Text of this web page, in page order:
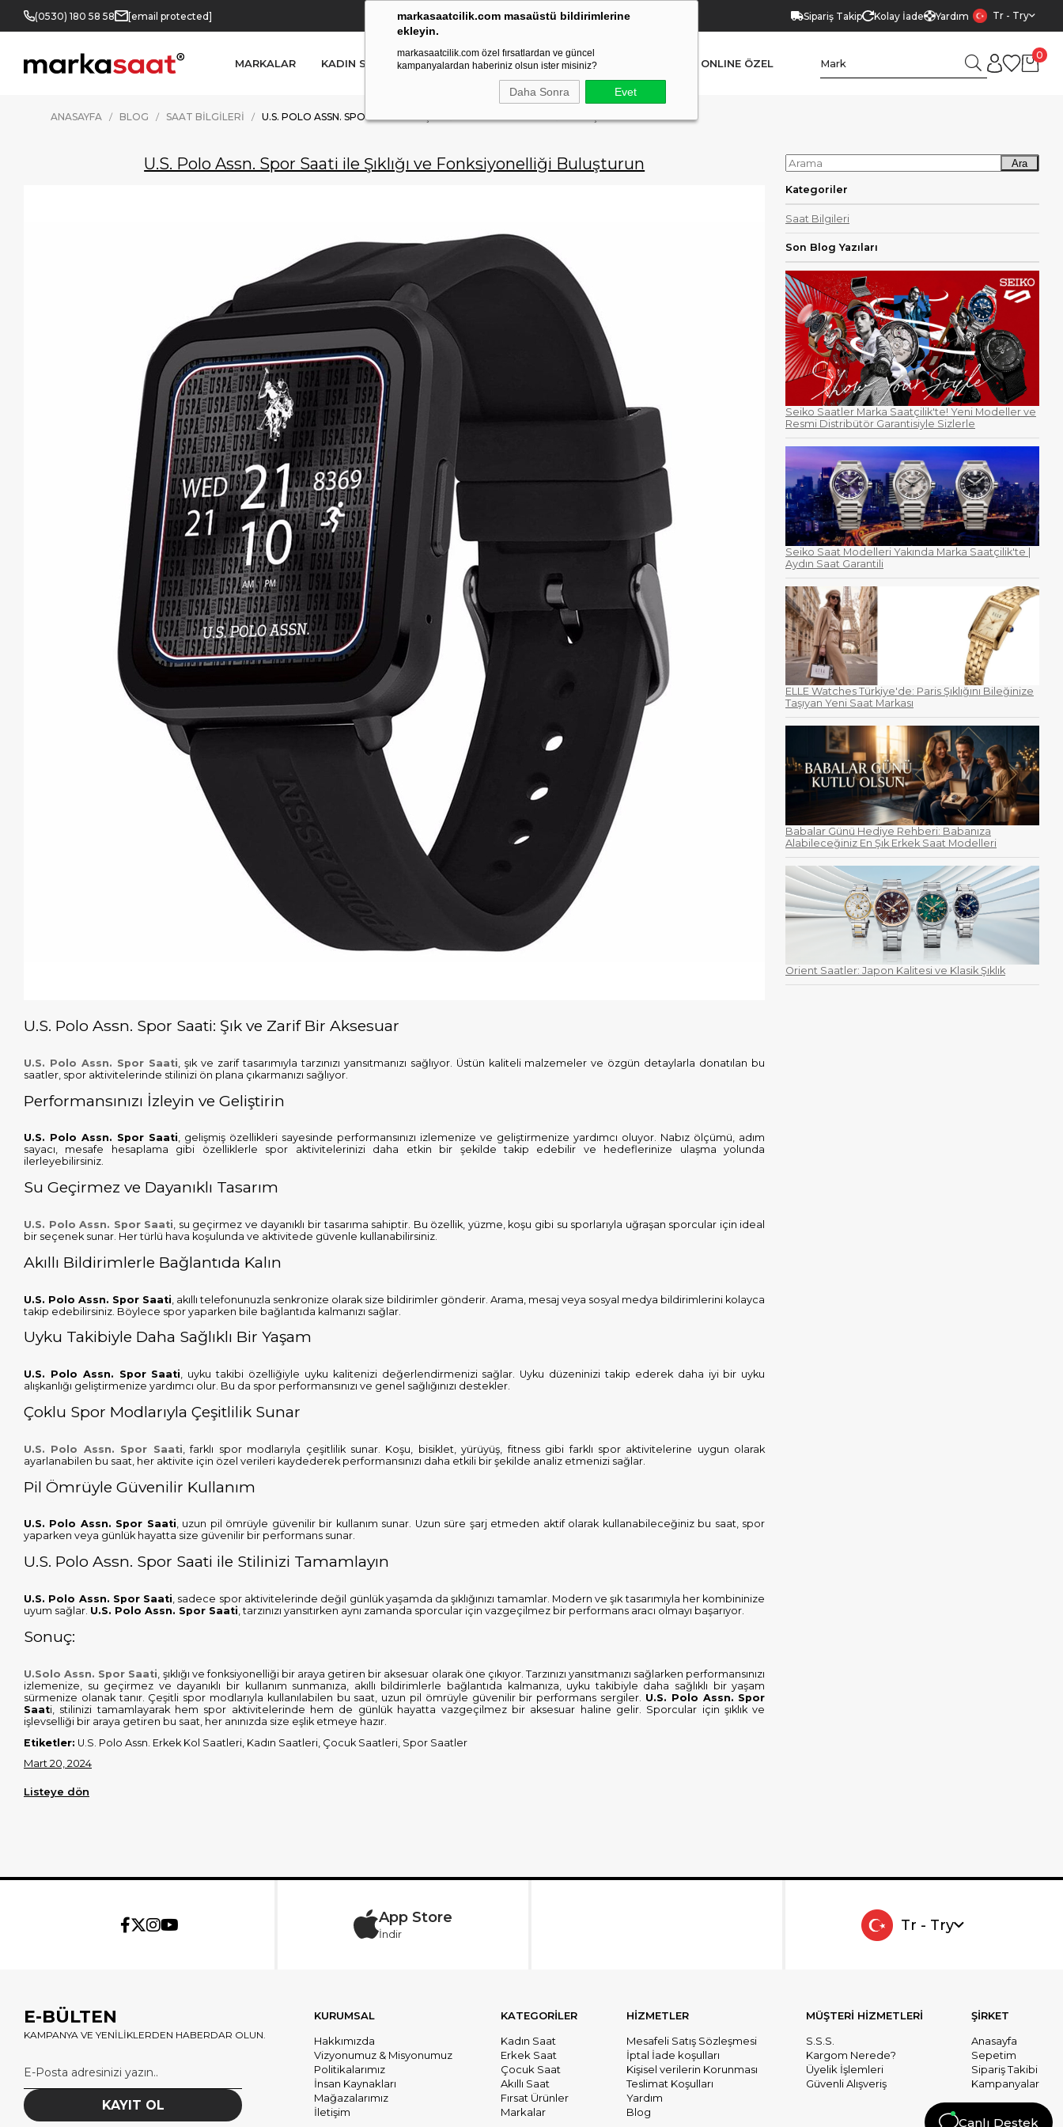
markasaatcilik.com masaüstü bildirimlerine
ekleyin.
markasaatcilik.com özel fırsatlardan ve güncel
kampanyalardan haberiniz olsun ister misiniz?
Daha Sonra Evet
(0530) 180 58 58 [email protected] YETKİLİ SATICI (Ücretsiz Kargo Ve İade) Sipariş Takip Kolay İade Yardım Tr - Try
MARKALAR KADIN SAAT ERKEK SAAT AKILLI SAAT ONLINE ÖZEL
0
ANASAYFA BLOG SAAT BILGILERI U.S. POLO ASSN. SPOR SAATI ILE ŞIKLIĞI VE FONKSIYONELLIĞI BULUŞTURUN
U.S. Polo Assn. Spor Saati ile Şıklığı ve Fonksiyonelliği Buluşturun
U.S. Polo Assn. Spor Saati: Şık ve Zarif Bir Aksesuar
U.S. Polo Assn. Spor Saati , şık ve zarif tasarımıyla tarzınızı yansıtmanızı sağlıyor. Üstün kaliteli malzemeler ve özgün detaylarla donatılan bu
saatler, spor aktivitelerinde stilinizi ön plana çıkarmanızı sağlıyor.
Performansınızı İzleyin ve Geliştirin
U.S. Polo Assn. Spor Saati, gelişmiş özellikleri sayesinde performansınızı izlemenize ve geliştirmenize yardımcı oluyor. Nabız ölçümü, adım
sayacı, mesafe hesaplama gibi özelliklerle spor aktivitelerinizi daha etkin bir şekilde takip edebilir ve hedeflerinize ulaşma yolunda
ilerleyebilirsiniz.
Su Geçirmez ve Dayanıklı Tasarım
U.S. Polo Assn. Spor Saati , su geçirmez ve dayanıklı bir tasarıma sahiptir. Bu özellik, yüzme, koşu gibi su sporlarıyla uğraşan sporcular için ideal
bir seçenek sunar. Her türlü hava koşulunda ve aktivitede güvenle kullanabilirsiniz.
Akıllı Bildirimlerle Bağlantıda Kalın
U.S. Polo Assn. Spor Saati , akıllı telefonunuzla senkronize olarak size bildirimler gönderir. Arama, mesaj veya sosyal medya bildirimlerini kolayca
takip edebilirsiniz. Böylece spor yaparken bile bağlantıda kalmanızı sağlar.
Uyku Takibiyle Daha Sağlıklı Bir Yaşam
U.S. Polo Assn. Spor Saati, uyku takibi özelliğiyle uyku kalitenizi değerlendirmenizi sağlar. Uyku düzeninizi takip ederek daha iyi bir uyku
alışkanlığı geliştirmenize yardımcı olur. Bu da spor performansınızı ve genel sağlığınızı destekler.
Çoklu Spor Modlarıyla Çeşitlilik Sunar
U.S. Polo Assn. Spor Saati , farklı spor modlarıyla çeşitlilik sunar. Koşu, bisiklet, yürüyüş, fitness gibi farklı spor aktivitelerine uygun olarak
ayarlanabilen bu saat, her aktivite için özel verileri kaydederek performansınızı daha etkili bir şekilde analiz etmenizi sağlar.
Pil Ömrüyle Güvenilir Kullanım
U.S. Polo Assn. Spor Saati, uzun pil ömrüyle güvenilir bir kullanım sunar. Uzun süre şarj etmeden aktif olarak kullanabileceğiniz bu saat, spor
yaparken veya günlük hayatta size güvenilir bir performans sunar.
U.S. Polo Assn. Spor Saati ile Stilinizi Tamamlayın
U.S. Polo Assn. Spor Saati , sadece spor aktivitelerinde değil günlük yaşamda da şıklığınızı tamamlar. Modern ve şık tasarımıyla her kombininize
uyum sağlar. U.S. Polo Assn. Spor Saati , tarzınızı yansıtırken aynı zamanda sporcular için vazgeçilmez bir performans aracı olmayı başarıyor.
Sonuç:
U.Solo Assn. Spor Saati , şıklığı ve fonksiyonelliği bir araya getiren bir aksesuar olarak öne çıkıyor. Tarzınızı yansıtmanızı sağlarken performansınızı
izlemenize, su geçirmez ve dayanıklı bir kullanım sunmanıza, akıllı bildirimlerle bağlantıda kalmanıza, uyku takibiyle daha sağlıklı bir yaşam
sürmenize olanak tanır. Çeşitli spor modlarıyla kullanılabilen bu saat, uzun pil ömrüyle güvenilir bir performans sergiler. U.S. Polo Assn. Spor
Saati, stilinizi tamamlayarak hem spor aktivitelerinde hem de günlük hayatta vazgeçilmez bir aksesuar haline gelir. Sporcular için şıklık ve
işlevselliği bir araya getiren bu saat, her anınızda size eşlik etmeye hazır.
Etiketler: U.S. Polo Assn. Erkek Kol Saatleri, Kadın Saatleri, Çocuk Saatleri, Spor Saatler
Mart 20, 2024
Listeye dön
Ara
Kategoriler
Saat Bilgileri
Son Blog Yazıları
Seiko Saatler Marka Saatçilik'te! Yeni Modeller ve
Resmi Distribütör Garantisiyle Sizlerle
Seiko Saat Modelleri Yakında Marka Saatçilik'te |
Aydın Saat Garantili
ELLE Watches Türkiye'de: Paris Şıklığını Bileğinize
Taşıyan Yeni Saat Markası
Babalar Günü Hediye Rehberi: Babanıza
Alabileceğiniz En Şık Erkek Saat Modelleri
Orient Saatler: Japon Kalitesi ve Klasik Şıklık
App Store
İndir
Tr - Try
E-BÜLTEN
KAMPANYA VE YENİLİKLERDEN HABERDAR OLUN.
KAYIT OL
KURUMSAL
Hakkımızda
Vizyonumuz & Misyonumuz
Politikalarımız
İnsan Kaynakları
Mağazalarımız
İletişim
KATEGORİLER
Kadın Saat
Erkek Saat
Çocuk Saat
Akıllı Saat
Fırsat Ürünler
Markalar
HİZMETLER
Mesafeli Satış Sözleşmesi
İptal İade koşulları
Kişisel verilerin Korunması
Teslimat Koşulları
Yardım
Blog
MÜŞTERİ HİZMETLERİ
S.S.S.
Kargom Nerede?
Üyelik İşlemleri
Güvenli Alışveriş
ŞİRKET
Anasayfa
Sepetim
Sipariş Takibi
Kampanyalar
Canlı Destek